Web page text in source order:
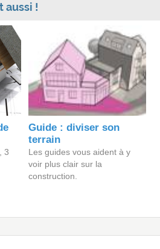
aussi !
3
Guide : diviser son
terrain
Les guides vous aident à y
voir plus clair sur la
construction.